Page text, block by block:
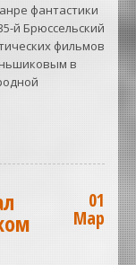
фантастики
й Брюссельский
фильмов
в
01
Мар